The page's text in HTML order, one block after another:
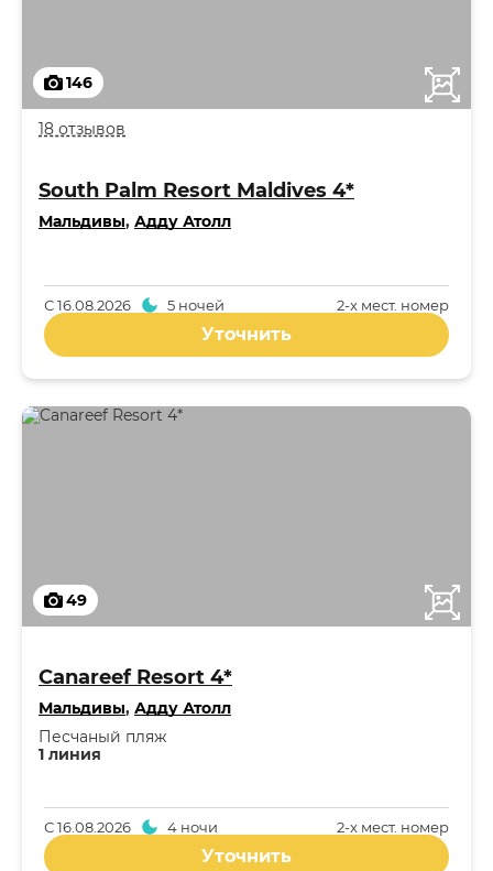
146
18 отзывов
South Palm Resort Maldives 4*
Мальдивы, Адду Атолл
2-x мест. номер
С16.08.2026 5 ночей
Уточнить
49
Canareef Resort 4*
Мальдивы, Адду Атолл
1 линия
Песчаный пляж
2-x мест. номер
С16.08.2026 4 ночи
Уточнить